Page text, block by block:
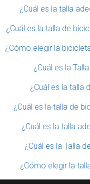
¿Cuál es la talla
¿Cuál es la talla de
¿Cómo elegir la
¿Cuál es la
¿Cuál es la talla
¿Cuál es la talla de
¿Cuál es la talla
¿Cuál es la Talla
¿Cómo elegir la